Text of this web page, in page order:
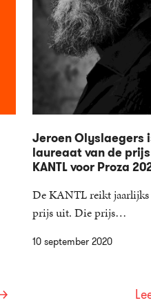
10 september 2020
Jeroen Olyslaegers
laureaat van de
KANTL voor Proza
De KANTL reikt jaarlijks
prijs uit. Die prijs…